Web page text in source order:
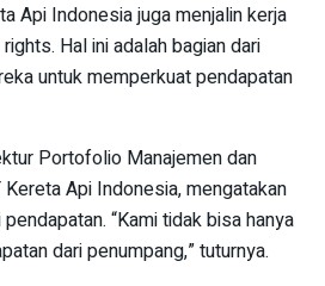
Api Indonesia juga menjalin kerja
Hal ini adalah bagian dari
untuk memperkuat pendapatan
Portofolio Manajemen dan
Api Indonesia, mengatakan
“Kami tidak bisa hanya
dari penumpang,” tuturnya.